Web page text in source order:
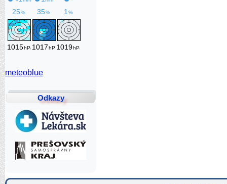
meteoblue
Odkazy